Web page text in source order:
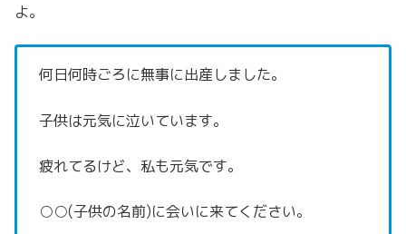
よ。
何日何時ごろに無事に出産しました。
子供は元気に泣いています。
疲れてるけど、私も元気です。
○○(子供の名前)に会いに来てください。